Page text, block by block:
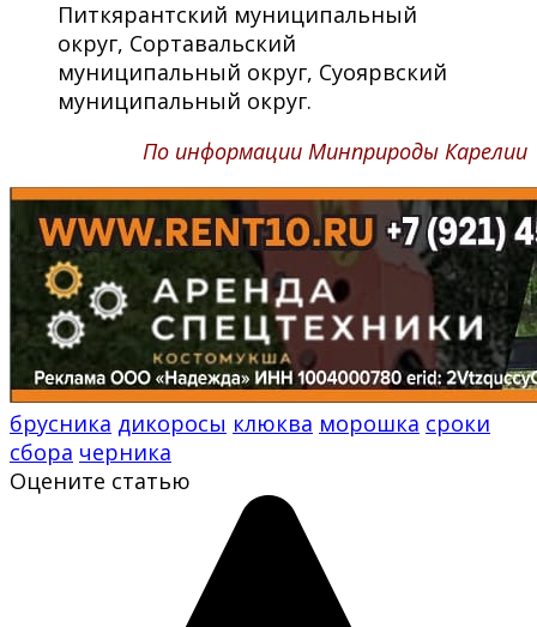
Питкярантский муниципальный
округ, Сортавальский
муниципальный округ, Суоярвский
муниципальный округ.
По информации Минприроды Карелии
брусника дикоросы клюква морошка сроки
сбора черника
Оцените статью